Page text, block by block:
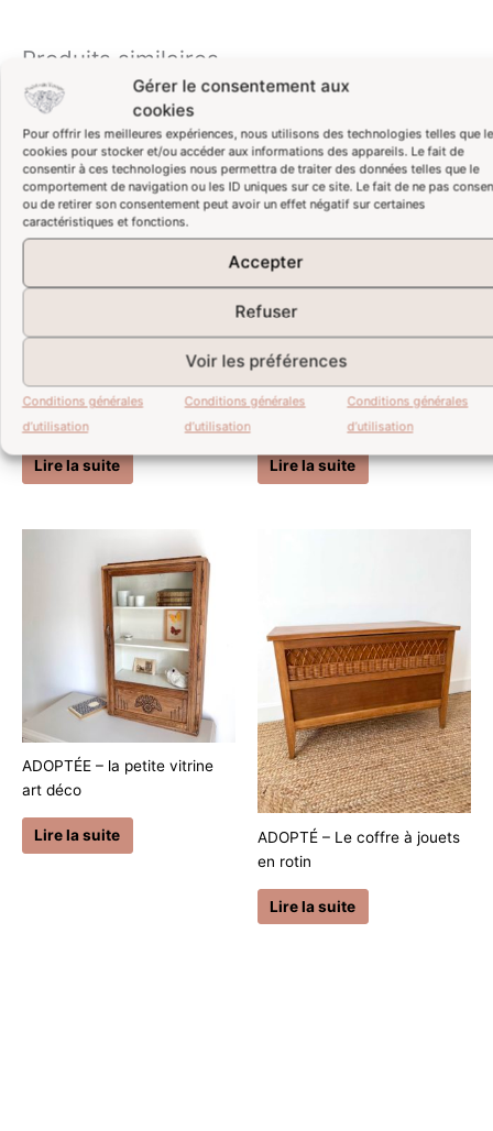
Gérer le consentement aux
cookies
Pour offrir les meilleures expériences, nous utilisons des technologies telles que
cookies pour stocker et/ou accéder aux informations des appareils. Le fait de
consentir à ces technologies nous permettra de traiter des données telles que le
comportement de navigation ou les ID uniques sur ce site. Le fait de ne pas
ou de retirer son consentement peut avoir un effet négatif sur certaines
caractéristiques et fonctions.
Accepter
Refuser
Voir les préférences
Conditions générales
d’utilisation
Conditions générales
d’utilisation
Conditions générales
d’utilisation
Produits similaires
ADOPTÉ – Le fauteuil
d’instituteur miniature
Lire la suite
ADOPTÉ – L’iconique fauteuil
d’écolier Mullca 300
Lire la suite
ADOPTÉE – la petite vitrine
art déco
Lire la suite
ADOPTÉ – Le coffre à jouets
en rotin
Lire la suite